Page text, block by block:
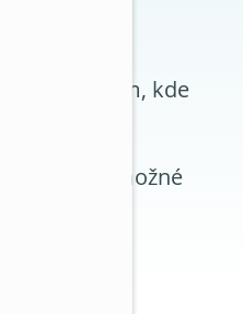
zejména tam, kde
kde není možné